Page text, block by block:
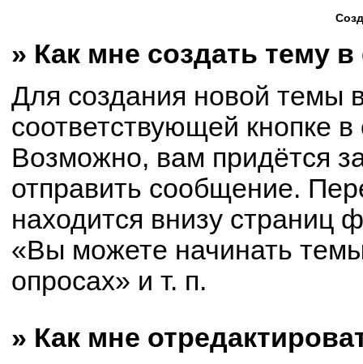
» Как мне создать тему
Для создания новой темы
соответствующей кнопке
Возможно, вам придётся
отправить сообщение.
находится внизу
«Вы можете начинать
опросах» и т. п.
» Как мне